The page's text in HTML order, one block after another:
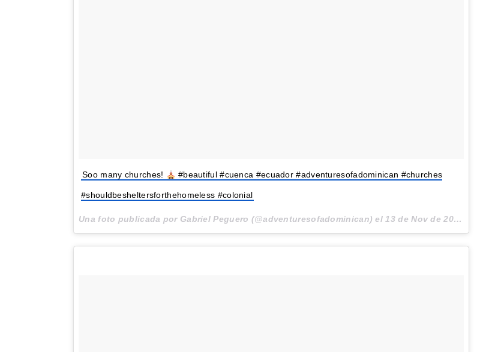
Soo many churches! #beautiful #cuenca #ecuador #adventuresofadominican #churches
#shouldbesheltersforthehomeless #colonial
Una foto publicada por Gabriel Peguero (@adventuresofadominican) el13 de Nov de 2016 a la(s) 7:03 PST